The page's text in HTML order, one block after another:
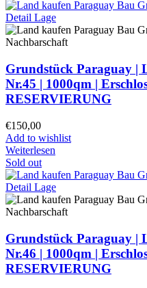
Grundstück Paraguay |
Nr.45 | 1000qm |
RESERVIERUNG
€150,00
Add to wishlist
Weiterlesen
Sold out
Grundstück Paraguay |
Nr.46 | 1000qm |
RESERVIERUNG